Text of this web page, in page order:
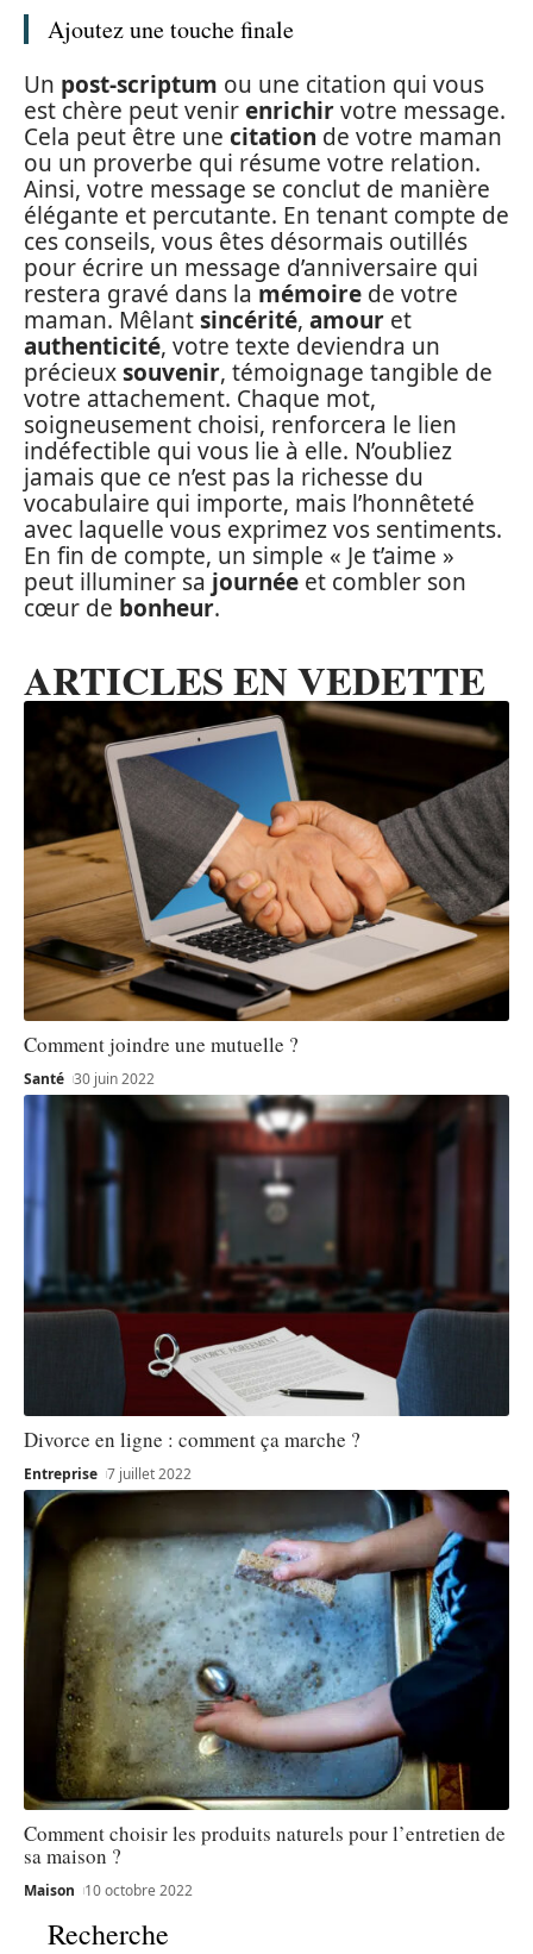
Ajoutez une touche finale
Un post-scriptum ou une citation qui vous
est chère peut venirenrichirvotre message.
Cela peut être une citation de votre maman
ou un proverbe qui résume votre relation.
Ainsi, votre message se conclut de manière
élégante et percutante. En tenant compte de
ces conseils, vous êtes désormais outillés
pour écrire un message d’anniversaire qui
restera gravé dans la mémoire de votre
maman. Mêlantsincérité, amour et
authenticité, votre texte deviendra un
précieuxsouvenir, témoignage tangible de
votre attachement. Chaque mot,
soigneusement choisi, renforcera le lien
indéfectible qui vous lie à elle. N’oubliez
jamais que ce n’est pas la richesse du
vocabulaire qui importe, mais l’honnêteté
avec laquelle vous exprimez vos sentiments.
En fin de compte, un simple « Je t’aime »
peut illuminer sa journée et combler son
cœur de bonheur.
ARTICLES EN VEDETTE
Comment joindre une mutuelle ?
Santé 30 juin 2022
Divorce en ligne : comment ça marche ?
Entreprise 7 juillet 2022
Comment choisir les produits naturels pour l’entretien de
sa maison ?
Maison 10 octobre 2022
Recherche